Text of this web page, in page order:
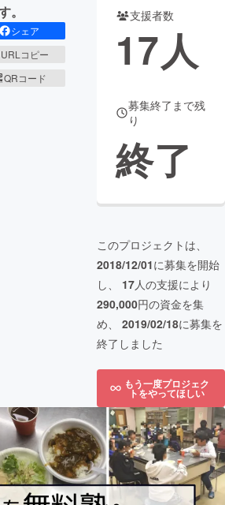
。
シェア
URLコピー
QRコード
支援者数
17人
募集終了まで残
り
終了
このプロジェクトは、
2018/12/01に募集を開始
し、 17人の支援により
290,000円の資金を集
め、 2019/02/18に募集を
終了しました
もう一度プロジェク
トをやってほしい